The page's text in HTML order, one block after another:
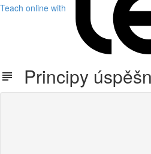
Teach online with
Principy